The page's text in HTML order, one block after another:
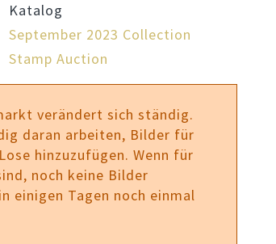
Katalog
September 2023 Collection
Stamp Auction
verändert sich ständig.
daran arbeiten, Bilder für
hinzuzufügen. Wenn für
noch keine Bilder
einigen Tagen noch einmal